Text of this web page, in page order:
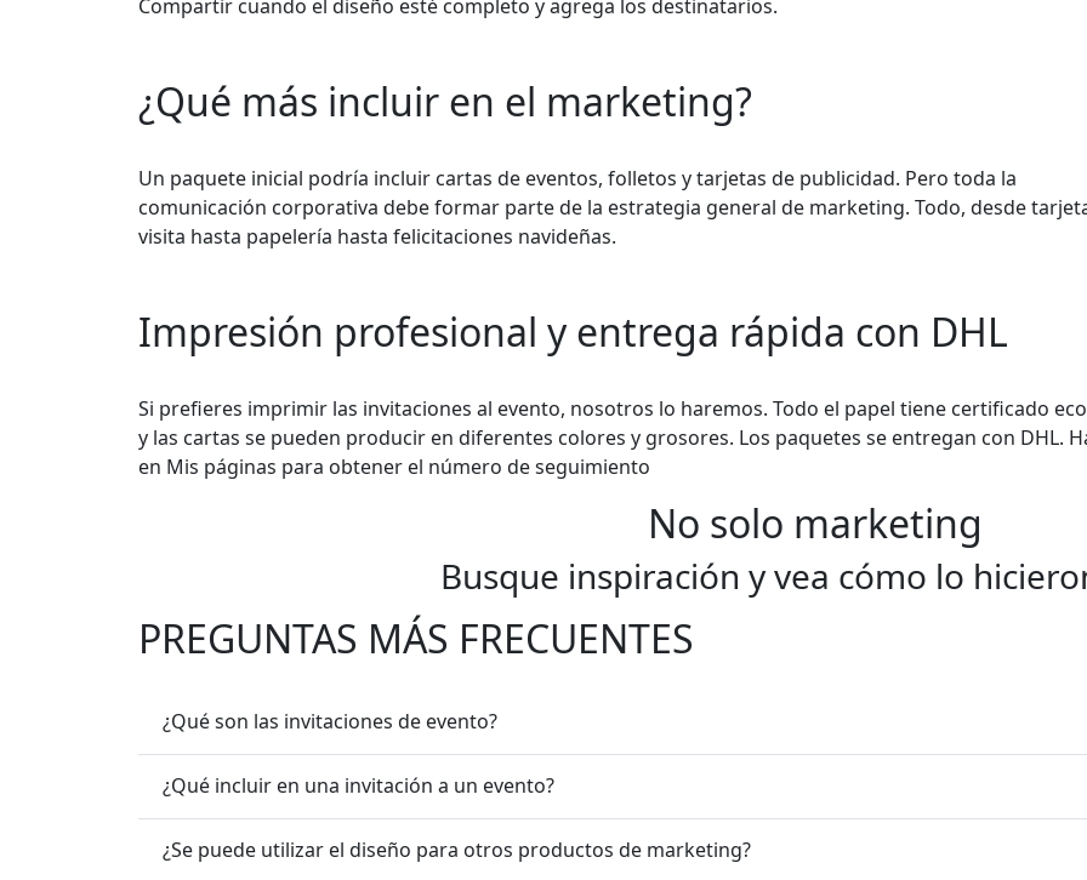
Compartir cuando el diseño esté completo y agrega los destinatarios.
¿Qué más incluir en el marketing?
Un paquete inicial podría incluir cartas de eventos, folletos y tarjetas de publicidad. Pero toda la
comunicación corporativa debe formar parte de la estrategia general de marketing. Todo, desde
visita hasta papelería hasta felicitaciones navideñas.
Impresión profesional y entrega rápida con DHL
Si prefieres imprimir las invitaciones al evento, nosotros lo haremos. Todo el papel tiene certificado
y las cartas se pueden producir en diferentes colores y grosores. Los paquetes se entregan con DHL.
en Mis páginas para obtener el número de seguimiento
No solo marketing
Busque inspiración y vea cómo lo
PREGUNTAS MÁS FRECUENTES
¿Qué son las invitaciones de evento?
¿Qué incluir en una invitación a un evento?
¿Se puede utilizar el diseño para otros productos de marketing?